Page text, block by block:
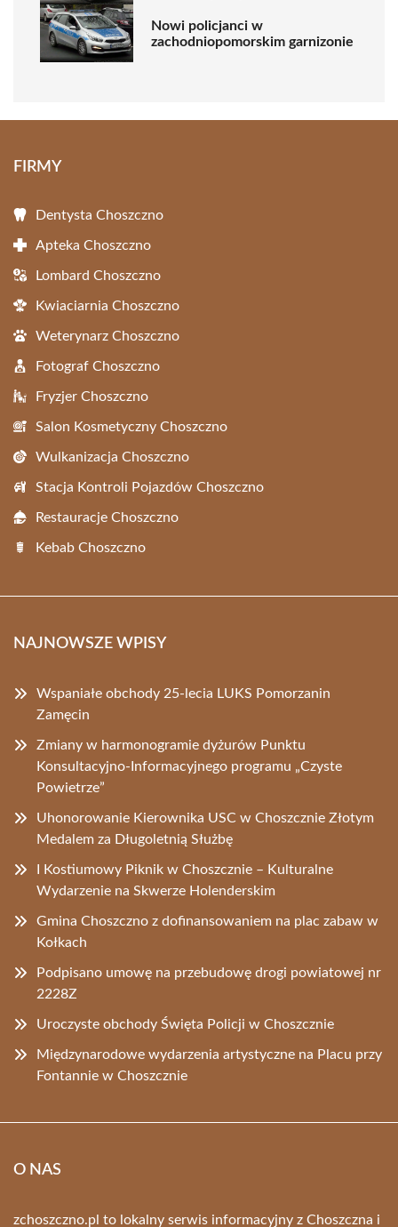
Nowi policjanci w
zachodniopomorskim garnizonie
FIRMY
Dentysta Choszczno
Apteka Choszczno
Lombard Choszczno
Kwiaciarnia Choszczno
Weterynarz Choszczno
Fotograf Choszczno
Fryzjer Choszczno
Salon Kosmetyczny Choszczno
Wulkanizacja Choszczno
Stacja Kontroli Pojazdów Choszczno
Restauracje Choszczno
Kebab Choszczno
NAJNOWSZE WPISY
Wspaniałe obchody 25-lecia LUKS Pomorzanin
Zamęcin
Zmiany w harmonogramie dyżurów Punktu
Konsultacyjno-Informacyjnego programu „Czyste
Powietrze”
Uhonorowanie Kierownika USC w Choszcznie Złotym
Medalem za Długoletnią Służbę
I Kostiumowy Piknik w Choszcznie – Kulturalne
Wydarzenie na Skwerze Holenderskim
Gmina Choszczno z dofinansowaniem na plac zabaw w
Kołkach
Podpisano umowę na przebudowę drogi powiatowej nr
2228Z
Uroczyste obchody Święta Policji w Choszcznie
Międzynarodowe wydarzenia artystyczne na Placu przy
Fontannie w Choszcznie
O NAS
zchoszczno.pl to lokalny serwis informacyjny z Choszczna i